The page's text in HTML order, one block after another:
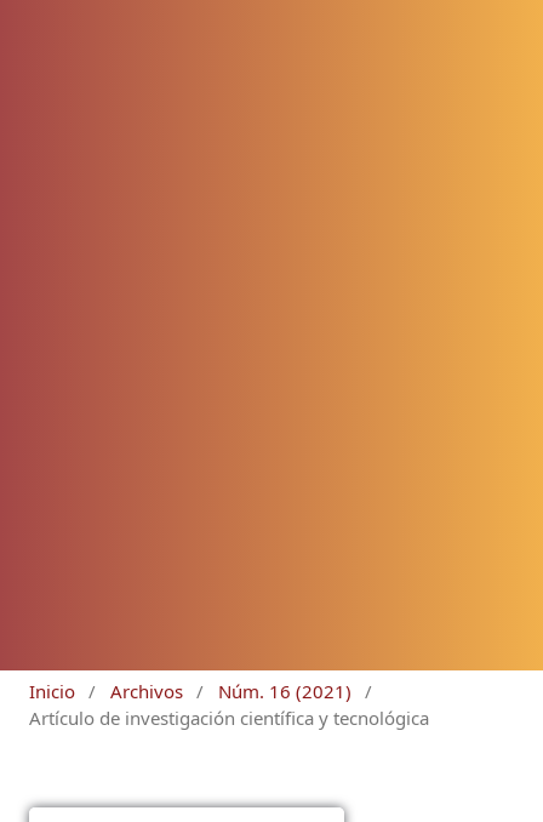
Inicio / Archivos / Núm. 16 (2021)
/
Artículo de investigación científica y tecnológica